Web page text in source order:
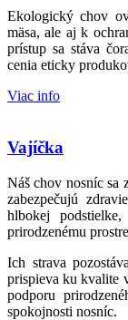
Ekologický chov
mäsa, ale aj k
prístup sa stáva
cenia eticky
Viac info
Vajíčka
Náš chov nosníc sa
zabezpečujú
hlbokej
prirodzenému
Ich strava
prispieva ku kvalite
podporu
spokojnosti nosníc.